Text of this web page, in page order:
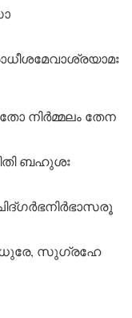
നിർമ്മലം തേന
ബഹുശഃ
സുഗ്രഹേ